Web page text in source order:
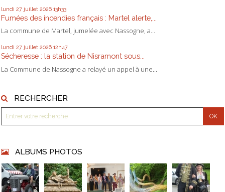
lundi 27 juillet 2026 13h33
Fumées des incendies français : Martel alerte,...
La commune de Martel, jumelée avec Nassogne, a...
lundi 27 juillet 2026 12h47
Sécheresse : la station de Nisramont sous...
La Commune de Nassogne a relayé un appel à une...
RECHERCHER
ALBUMS PHOTOS